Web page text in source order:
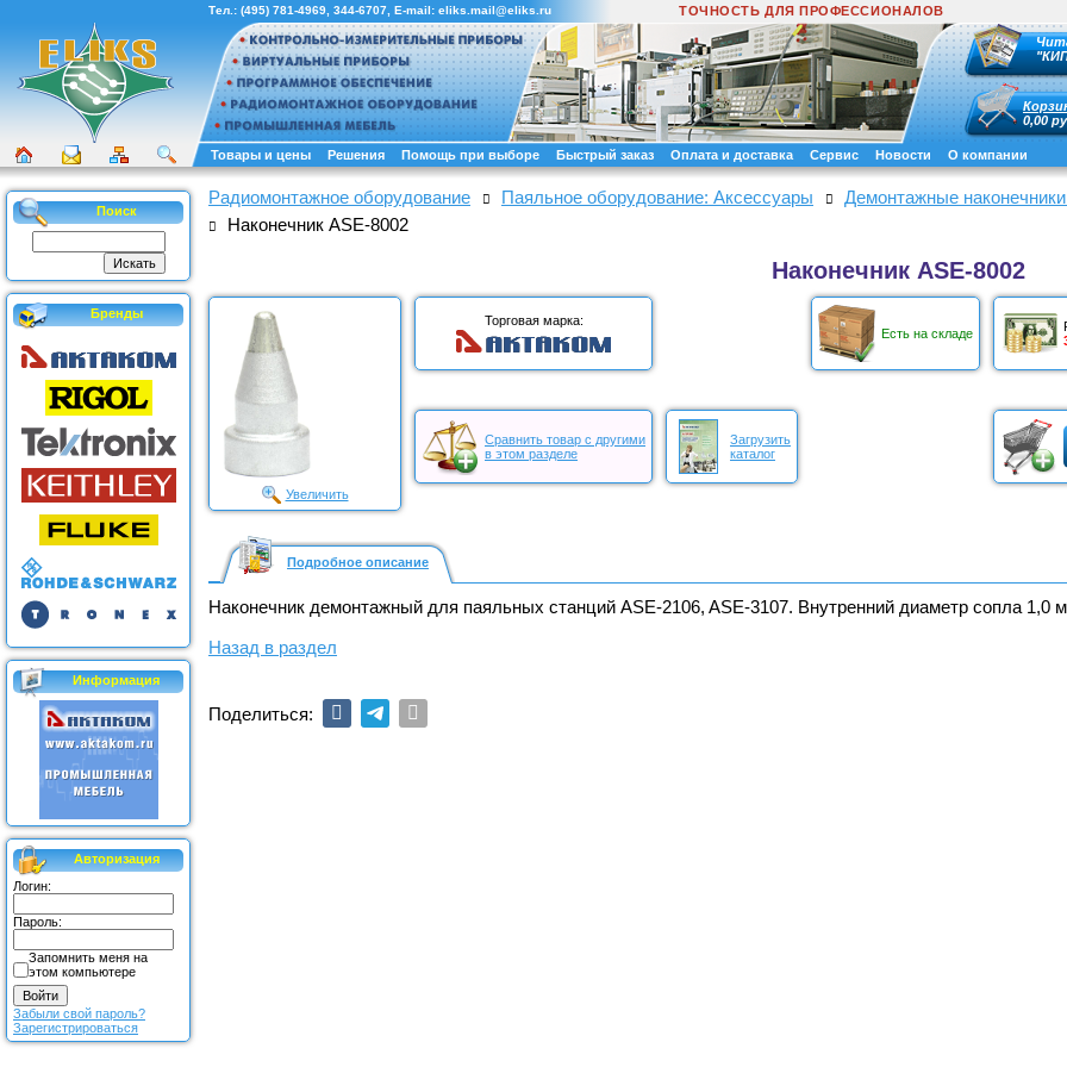
Тел.: (495) 781-4969 344-6707 , E-mail: eliks.mail@eliks.ru ТОЧНОСТЬ ДЛЯ ПРОФЕССИОНАЛОВ
0,00
Товары и цены Решения Помощь при выборе Быстрый заказ Оплата и доставка Сервис Новости О компании
Поиск
Бренды
Информация
Авторизация
Логин:
Пароль:
Запомнить меня на
этом компьютере
Забыли свой пароль?
Зарегистрироваться
Радиомонтажное оборудование Паяльное оборудование: Аксессуары
Демонтажные
Наконечник ASE-8002
Наконечник ASE-8002
Увеличить
Торговая марка:
Есть на складе
Сравнить товар с другими
в этом разделе
Загрузить
каталог
Подробное описание
Наконечник демонтажный для паяльных станций ASE-2106, ASE-3107. Внутренний диаметр сопла 1,0
Назад в раздел
Поделиться: